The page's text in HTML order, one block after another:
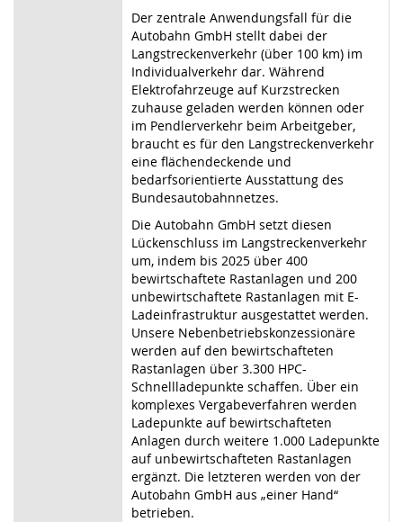
Der zentrale Anwendungsfall für die
Autobahn GmbH stellt dabei der
Langstreckenverkehr (über 100 km) im
Individualverkehr dar. Während
Elektrofahrzeuge auf Kurzstrecken
zuhause geladen werden können oder
im Pendlerverkehr beim Arbeitgeber,
braucht es für den Langstreckenverkehr
eine flächendeckende und
bedarfsorientierte Ausstattung des
Bundesautobahnnetzes.
Die Autobahn GmbH setzt diesen
Lückenschluss im Langstreckenverkehr
um, indem bis 2025 über 400
bewirtschaftete Rastanlagen und 200
unbewirtschaftete Rastanlagen mit E-
Ladeinfrastruktur ausgestattet werden.
Unsere Nebenbetriebskonzessionäre
werden auf den bewirtschafteten
Rastanlagen über 3.300 HPC-
Schnellladepunkte schaffen. Über ein
komplexes Vergabeverfahren werden
Ladepunkte auf bewirtschafteten
Anlagen durch weitere 1.000 Ladepunkte
auf unbewirtschafteten Rastanlagen
ergänzt. Die letzteren werden von der
Autobahn GmbH aus „einer Hand“
betrieben.